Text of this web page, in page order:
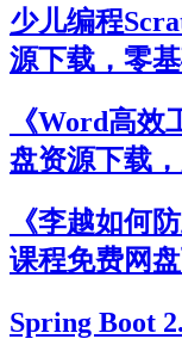
少儿编程
源下载，零
《Word高效
盘资源下载
《李越如何
课程免费网
Spring Boot